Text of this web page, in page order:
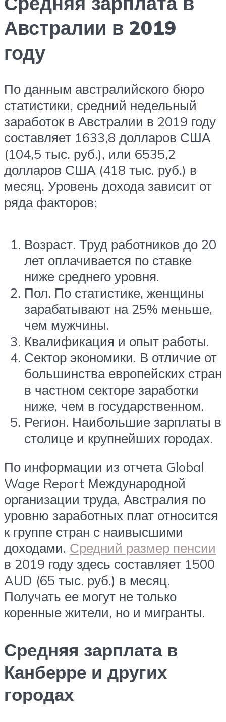
Австралии в 2019
году
По данным австралийского бюро
статистики, средний недельный
заработок в Австралии в 2019 году
составляет 1633,8 долларов США
(104,5 тыс. руб.), или 6535,2
долларов США (418 тыс. руб.) в
месяц. Уровень дохода зависит от
ряда факторов:
Возраст. Труд работников до 20
лет оплачивается по ставке
ниже среднего уровня.
Пол. По статистике, женщины
зарабатывают на 25% меньше,
чем мужчины.
Квалификация и опыт работы.
Сектор экономики. В отличие от
большинства европейских стран
в частном секторе заработки
ниже, чем в государственном.
Регион. Наибольшие зарплаты в
столице и крупнейших городах.
По информации из отчета Global
Wage Report Международной
организации труда, Австралия по
уровню заработных плат относится
к группе стран с наивысшими
доходами. Средний размер пенсии
в 2019 году здесь составляет 1500
AUD (65 тыс. руб.) в месяц.
Получать ее могут не только
коренные жители, но и мигранты.
Средняя зарплата в
Канберре и других
городах